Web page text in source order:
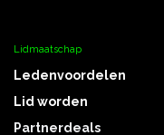
Lidmaatschap
Ledenvoordelen
Lid worden
Partnerdeals